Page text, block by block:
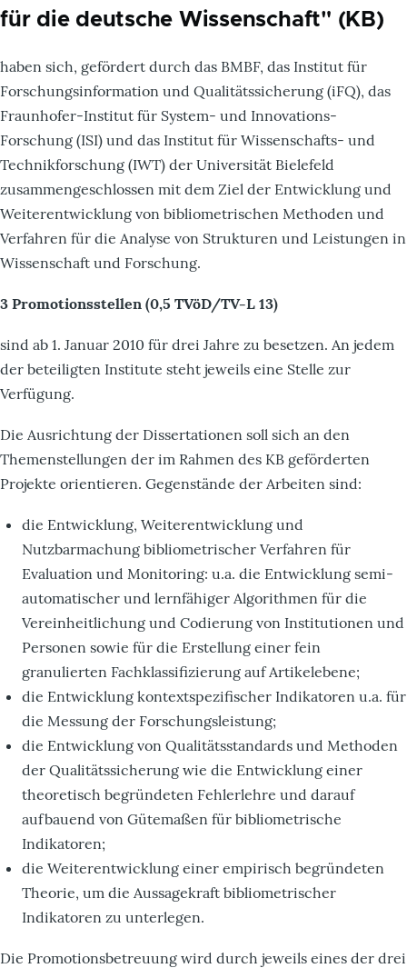
für die deutsche Wissenschaft" (KB)
haben sich, gefördert durch das BMBF, das Institut für
Forschungsinformation und Qualitätssicherung (iFQ), das
Fraunhofer-Institut für System- und Innovations-
Forschung (ISI) und das Institut für Wissenschafts- und
Technikforschung (IWT) der Universität Bielefeld
zusammengeschlossen mit dem Ziel der Entwicklung und
Weiterentwicklung von bibliometrischen Methoden und
Verfahren für die Analyse von Strukturen und Leistungen in
Wissenschaft und Forschung.
3 Promotionsstellen (0,5 TVöD/TV-L 13)
sind ab 1. Januar 2010 für drei Jahre zu besetzen. An jedem
der beteiligten Institute steht jeweils eine Stelle zur
Verfügung.
Die Ausrichtung der Dissertationen soll sich an den
Themenstellungen der im Rahmen des KB geförderten
Projekte orientieren. Gegenstände der Arbeiten sind:
die Entwicklung, Weiterentwicklung und
Nutzbarmachung bibliometrischer Verfahren für
Evaluation und Monitoring: u.a. die Entwicklung semi-
automatischer und lernfähiger Algorithmen für die
Vereinheitlichung und Codierung von Institutionen und
Personen sowie für die Erstellung einer fein
granulierten Fachklassifizierung auf Artikelebene;
die Entwicklung kontextspezifischer Indikatoren u.a. für
die Messung der Forschungsleistung;
die Entwicklung von Qualitätsstandards und Methoden
der Qualitätssicherung wie die Entwicklung einer
theoretisch begründeten Fehlerlehre und darauf
aufbauend von Gütemaßen für bibliometrische
Indikatoren;
die Weiterentwicklung einer empirisch begründeten
Theorie, um die Aussagekraft bibliometrischer
Indikatoren zu unterlegen.
Die Promotionsbetreuung wird durch jeweils eines der drei